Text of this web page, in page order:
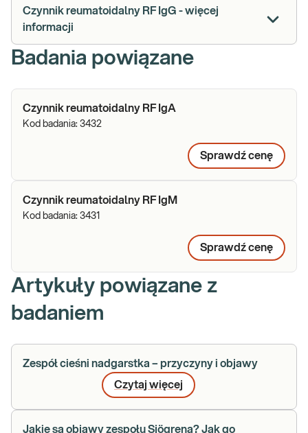
Czynnik reumatoidalny RF IgG - więcej
informacji
Badania powiązane
Czynnik reumatoidalny RF IgA
Kod badania: 3432
Sprawdź cenę
Czynnik reumatoidalny RF IgM
Kod badania: 3431
Sprawdź cenę
Artykuły powiązane z
badaniem
Zespół cieśni nadgarstka – przyczyny i objawy
Czytaj więcej
Jakie są objawy zespołu Sjögrena? Jak go